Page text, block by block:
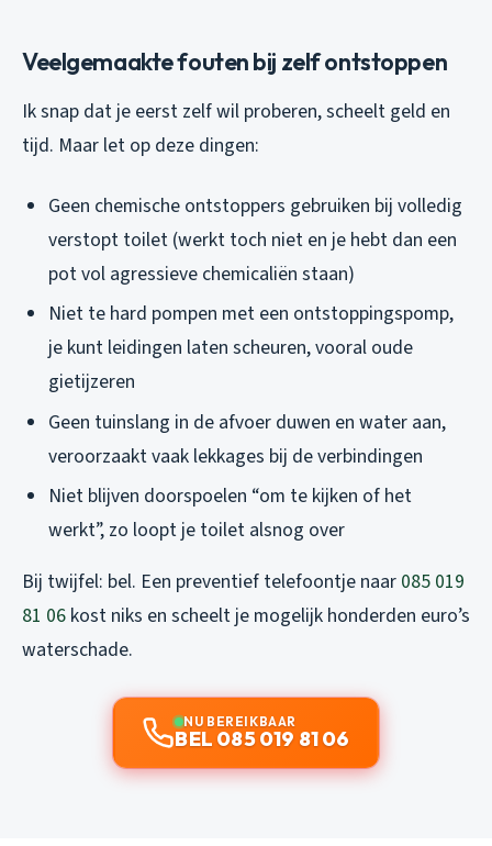
Veelgemaakte fouten bij zelf ontstoppen
Ik snap dat je eerst zelf wil proberen, scheelt geld en
tijd. Maar let op deze dingen:
Geen chemische ontstoppers gebruiken bij volledig
verstopt toilet (werkt toch niet en je hebt dan een
pot vol agressieve chemicaliën staan)
Niet te hard pompen met een ontstoppingspomp,
je kunt leidingen laten scheuren, vooral oude
gietijzeren
Geen tuinslang in de afvoer duwen en water aan,
veroorzaakt vaak lekkages bij de verbindingen
Niet blijven doorspoelen “om te kijken of het
werkt”, zo loopt je toilet alsnog over
Bij twijfel: bel. Een preventief telefoontje naar 085 019
81 06 kost niks en scheelt je mogelijk honderden euro’s
waterschade.
NU BEREIKBAAR
BEL 085 019 81 06